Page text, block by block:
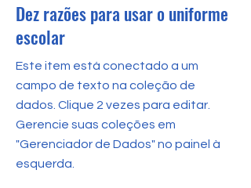
Dez razões para usar o uniforme
escolar
Este item está conectado a um
campo de texto na coleção de
dados. Clique 2 vezes para editar.
Gerencie suas coleções em
"Gerenciador de Dados" no painel à
esquerda.